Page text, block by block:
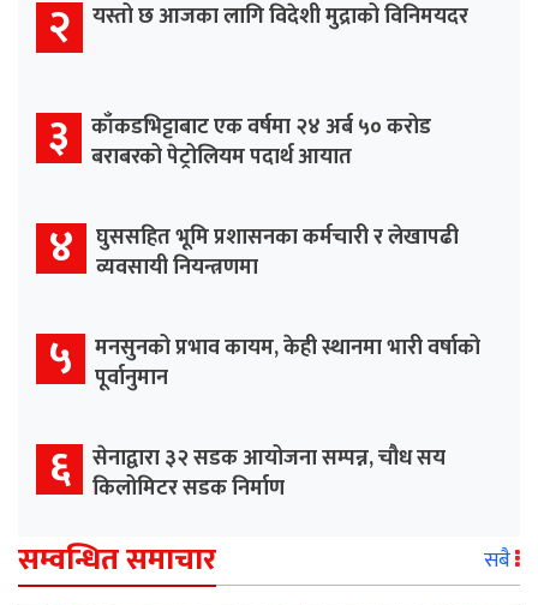
२ यस्तो छ आजका लागि विदेशी मुद्राको विनिमयदर
३ काँकडभिट्टाबाट एक वर्षमा २४ अर्ब ५० करोड
बराबरको पेट्रोलियम पदार्थ आयात
४ घुससहित भूमि प्रशासनका कर्मचारी र लेखापढी
व्यवसायी नियन्त्रणमा
५ मनसुनको प्रभाव कायम, केही स्थानमा भारी वर्षाको
पूर्वानुमान
६ सेनाद्वारा ३२ सडक आयोजना सम्पन्न, चौध सय
किलोमिटर सडक निर्माण
सम्वन्धित समाचार सबै